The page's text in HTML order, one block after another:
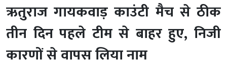
ऋतुराज गायकवाड़ काउंटी मैच से ठीक
तीन दिन पहले टीम से बाहर हुए, निजी
कारणों से वापस लिया नाम